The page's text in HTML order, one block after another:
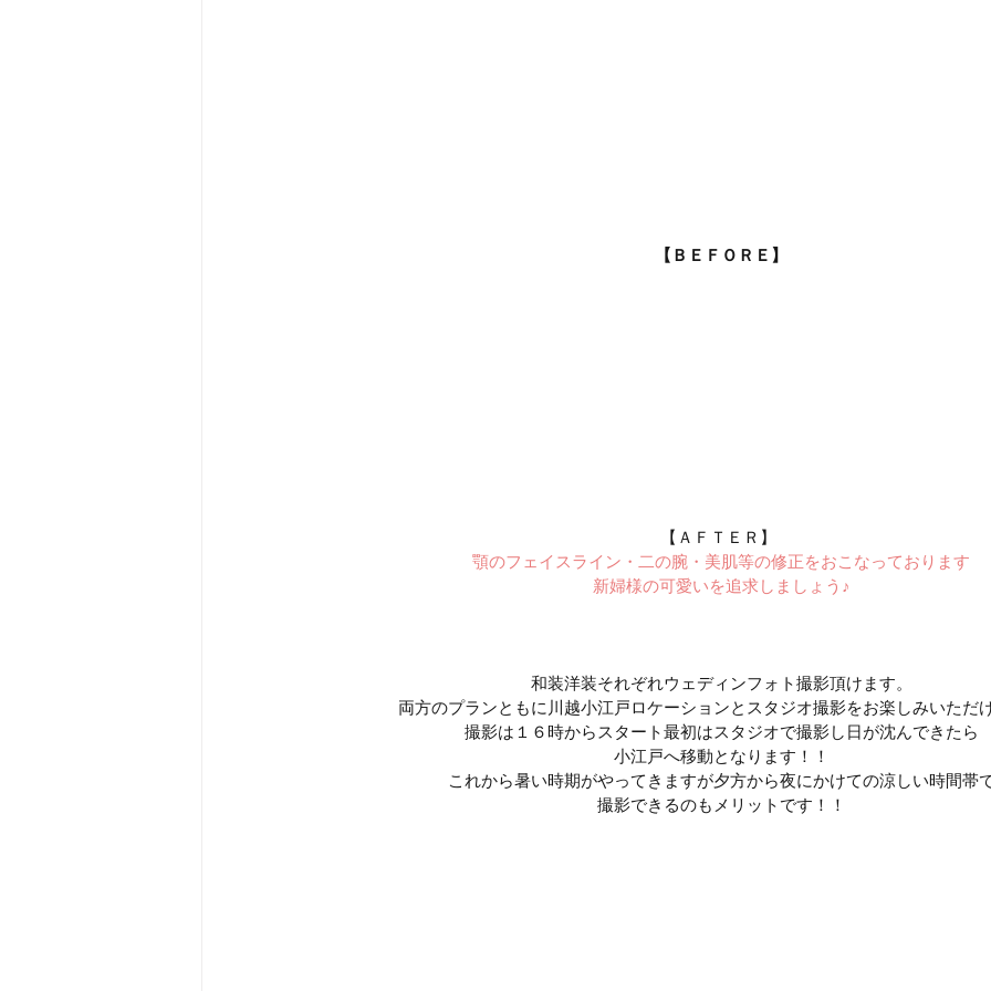
【ＢＥＦＯＲＥ】
【ＡＦＴＥＲ】
顎のフェイスライン・二の腕・美肌等の修正をおこなっております
新婦様の可愛いを追求しましょう♪
和装洋装それぞれウェディンフォト撮影頂けます。
両方のプランともに川越小江戸ロケーションとスタジオ撮影をお楽しみいただけ
撮影は１６時からスタート最初はスタジオで撮影し日が沈んできたら
小江戸へ移動となります！！
これから暑い時期がやってきますが夕方から夜にかけての涼しい時間帯
撮影できるのもメリットです！！